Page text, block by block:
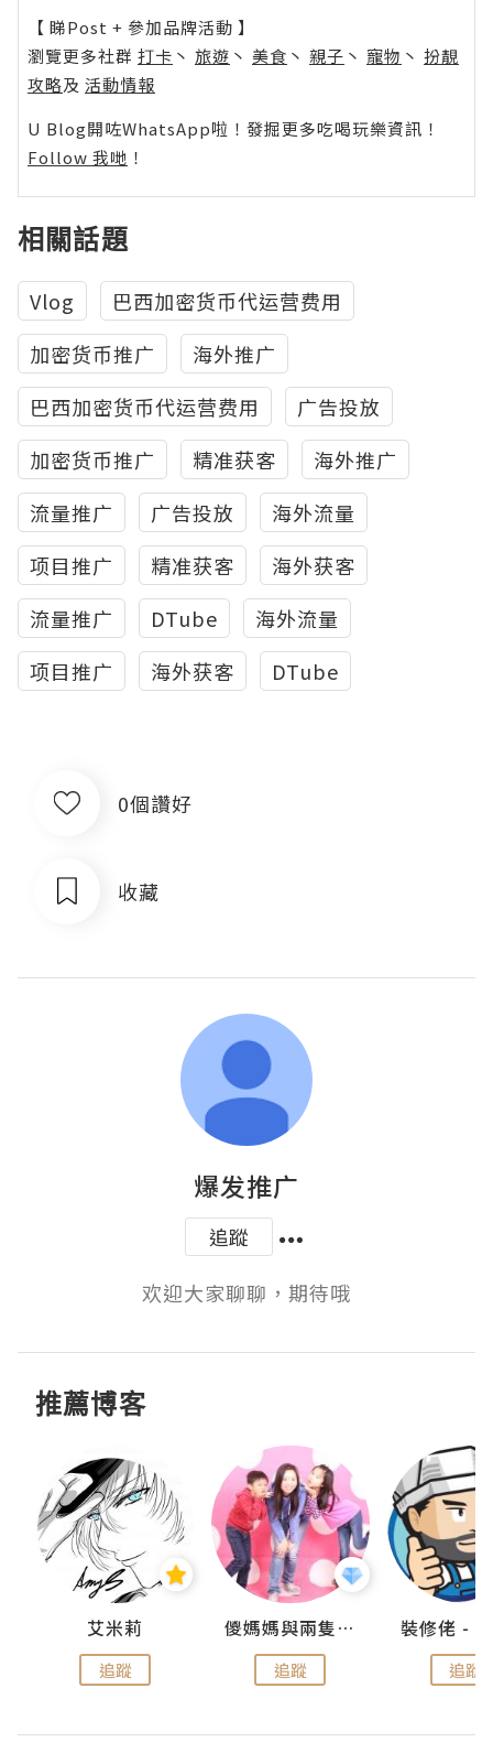
【 睇Post + 參加品牌活動 】
瀏覽更多社群 打卡 丶 旅遊 丶 美食 丶 親子 丶 寵物 丶 扮靚
攻略及 活動情報
U Blog開咗WhatsApp啦！發掘更多吃喝玩樂資訊！
Follow 我哋 ！
相關話題
Vlog
巴西加密货币代运营费用
加密货币推广
海外推广
巴西加密货币代运营费用
广告投放
加密货币推广
精准获客
海外推广
流量推广
广告投放
海外流量
项目推广
精准获客
海外获客
流量推广
DTube
海外流量
项目推广
海外获客 DTube
0個讚好
收藏
爆发推广
追蹤
欢迎大家聊聊，期待哦
推薦博客
艾米莉
追蹤
儍媽媽與兩隻小魔怪之家
追蹤 追蹤